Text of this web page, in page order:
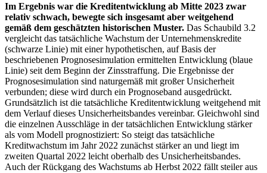
Im Ergebnis war die Kreditentwicklung ab Mitte 2023 zwar
relativ schwach, bewegte sich insgesamt aber weitgehend
gemäß dem geschätzten historischen Muster. Das Schaubild 3.2
vergleicht das tatsächliche Wachstum der Unternehmenskredite
(schwarze Linie) mit einer hypothetischen, auf Basis der
beschriebenen Prognosesimulation ermittelten Entwicklung (blaue
Linie) seit dem Beginn der Zinsstraffung. Die Ergebnisse der
Prognosesimulation sind naturgemäß mit großer Unsicherheit
verbunden; diese wird durch ein Prognoseband ausgedrückt.
Grundsätzlich ist die tatsächliche Kreditentwicklung weitgehend mit
dem Verlauf dieses Unsicherheitsbandes vereinbar. Gleichwohl sind
die einzelnen Ausschläge in der tatsächlichen Entwicklung stärker
als vom Modell prognostiziert: So steigt das tatsächliche
Kreditwachstum im Jahr 2022 zunächst stärker an und liegt im
zweiten Quartal 2022 leicht oberhalb des Unsicherheitsbandes.
Auch der Rückgang des Wachstums ab Herbst 2022 fällt steiler aus